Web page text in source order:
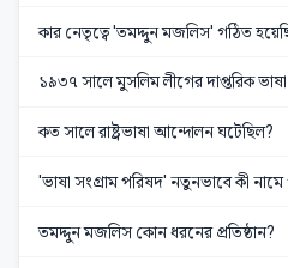
কার নেতৃত্বে 'তমদ্দুন মজলিস' গঠিত
১৯৩৭ সালে মুসলিম লীগের দাপ্তরিক
কত সালে রাষ্ট্রভাষা আন্দোলন ঘটেছিল?
'ভাষা সংগ্রাম পরিষদ' নতুনভাবে কী
তমদ্দুন মজলিস কোন ধরনের প্রতিষ্ঠান?